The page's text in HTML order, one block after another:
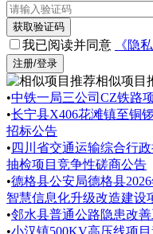
获取验证码
我已阅读并同意 《隐
注册/登录
相似项目
•中铁一局三公司CZ铁路
•长宁县X406花滩镇至铜
招标公告
• 四川省交通运输综合行
抽检项目竞争性磋商公告
•德格县公安局德格县
智慧信息化升级改造建设
•邻水县普通公路隐患改